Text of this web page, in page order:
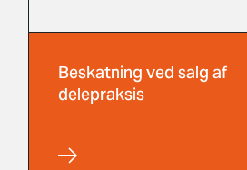
Beskatning ved salg af
delepraksis